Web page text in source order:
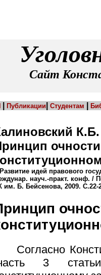
Сайт
Публикации Студентам
К.Б.
идей правового
науч.-практ. конф.
им. Б. Бейсенова, 2009. С.22-
Согласно
3